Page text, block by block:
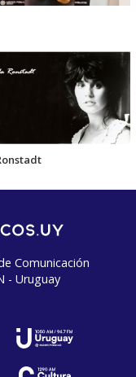
Comunicación
- Uruguay